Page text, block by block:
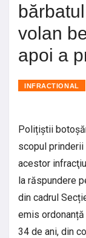
volan
apoi a
INFRACTIONAL
Polițiștii
scopul
acestor
la răspundere
din cadrul
emis ordonanță
34 de ani, din